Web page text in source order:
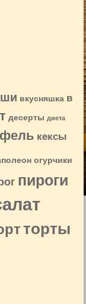
вкусняшка в
десерты диета
кексы
огурчики
пироги
торты